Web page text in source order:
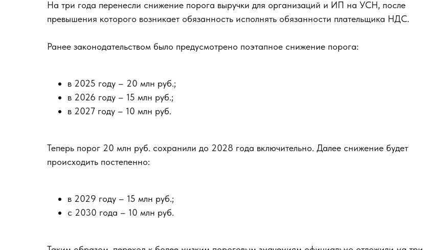
На три года перенесли снижение порога выручки для организаций и ИП на УСН, после
превышения которого возникает обязанность исполнять обязанности плательщика НДС.
Ранее законодательством было предусмотрено поэтапное снижение порога:
в 2025 году – 20 млн руб.;
в 2026 году – 15 млн руб.;
в 2027 году – 10 млн руб.
Теперь порог 20 млн руб. сохранили до 2028 года включительно. Далее снижение будет
происходить постепенно:
в 2029 году – 15 млн руб.;
с 2030 года – 10 млн руб.